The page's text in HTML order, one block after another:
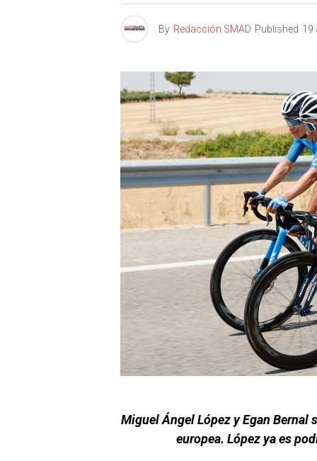
By Redacción SMAD Published 19
Miguel Ángel López y Egan
europea. López ya es